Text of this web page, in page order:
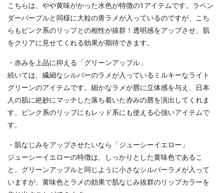
こちらは、やや黄味がかった水色が特徴の1アイテムです。ラベン
ダーパープルと同様に大粒の青ラメが入っているのですが、こち
らもピンク系のリップとの相性が抜群！透明感をアップさせ、肌
をクリアに見せてくれる効果が期待できます。
・赤みを上品に抑える「グリーンアップル」
続いては、繊細なシルバーのラメが入っているミルキーなライト
グリーンのアイテムです。細かなラメが唇に立体感を与え、日本
人の肌に絶妙にマッチした落ち着いた赤みの唇を演出してくれま
す。ピンク系のリップにもレッド系にも使える心強いアイテムで
す。
・肌なじみをアップさせたいなら「ジューシーイエロー」
ジューシーイエローの特徴は、しっかりとした黄味色であるこ
と。グリーンアップルと同じように小さなシルバーラメが入って
いますが、黄味色とラメの効果で肌なじみ抜群のリップカラーを